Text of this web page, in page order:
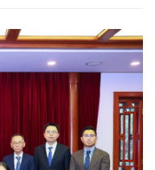
五”开局之年，也是学校